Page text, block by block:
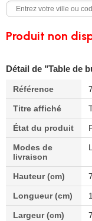
Produit non
Détail de "Table de
Référence
Titre affiché
État du produit
Modes de
livraison
Hauteur (cm)
Longueur (cm)
Largeur (cm)